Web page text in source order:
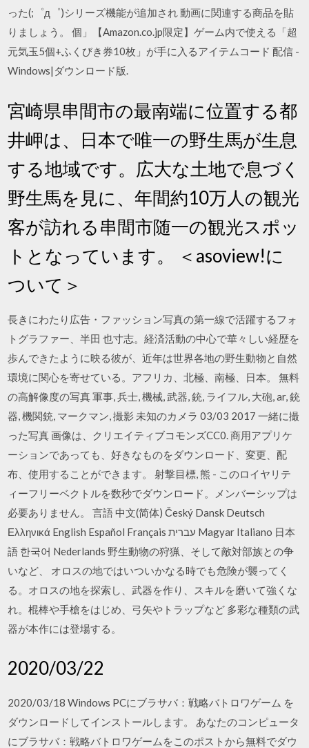
った(;゜д゜)シリーズ機能が追加され 動画に関連する商品を貼
りましょう。 個」【Amazon.co.jp限定】ゲーム内で使える「超
元気玉5個+ふくびき券10枚」が手に入るアイテムコード 配信 -
Windows|ダウンロード版.
宮崎県串間市の最南端に位置する都
井岬は、日本で唯一の野生馬が生息
する地域です。広大な土地で息づく
野生馬を見に、年間約10万人の観光
客が訪れる串間市随一の観光スポッ
トとなっています。 ＜asoview!に
ついて＞
長きにわたり広告・ファッション写真の第一線で活躍するフォ
トグラファー、半田 也寸志。経済活動の中心で華々しい経歴を
歩んできたように映る彼が、近年は世界各地の野生動物と自然
環境に関心を寄せている。アフリカ、北極、南極、日本。 無料
の高解像度の写真 軍事, 兵士, 機械, 武器, 銃, ライフル, 大砲, ar, 銃
器, 機関銃, マークマン, 撮影 未知のカメラ 03/03 2017 一緒に撮
った写真 画像は、クリエイティブコモンズCC0. 商用アプリケ
ーションであっても、好きなものをダウンロード、変更、配
布、使用することができます。 射撃目標, 熊 - このロイヤリテ
ィーフリーベクトルを数秒でダウンロード。メンバーシップは
必要ありません。 言語 中文(简体) Český Dansk Deutsch
Ελληνικά English Español Français עברית Magyar Italiano 日本
語 한국어 Nederlands 野生動物の狩猟、そして敵対部族との争
いなど、 オロスの地ではいついかなる時でも危険が襲ってく
る。オロスの地を探索し、武器を作り、スキルを磨いて強くな
れ。棍棒や手槍をはじめ、弓矢やトラップなど 多彩な種類の武
器が本作には登場する。
2020/03/22
2020/03/18 Windows PCにブラサバ：戦略バトロワゲーム を
ダウンロードしてインストールします。 あなたのコンピュータ
にブラサバ：戦略バトロワゲームをこのポストから無料でダウ